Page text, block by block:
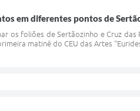
em diferentes pontos de
os foliões de Sertãozinho e Cruz
matinê do CEU das Artes